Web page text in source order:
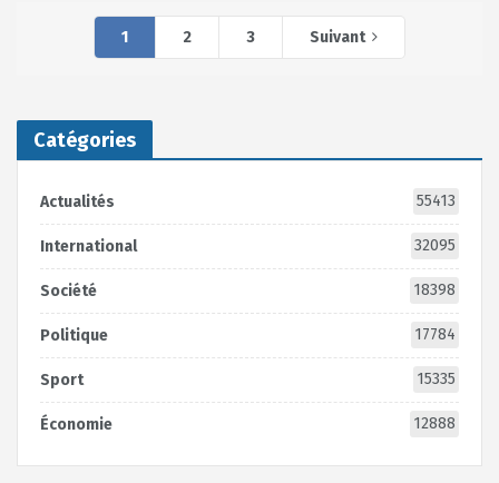
1 2 3 Suivant
Catégories
Actualités 55413
International 32095
Société 18398
Politique 17784
Sport 15335
Économie 12888